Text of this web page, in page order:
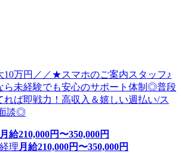
万円／／★スマホのご案内スタッフ♪
ら未経験でも安心のサポート体制◎普段
れば即戦力！高収入＆嬉しい週払い/ス
談◎
月給210,000円〜350,000円
理 月給210,000円〜350,000円